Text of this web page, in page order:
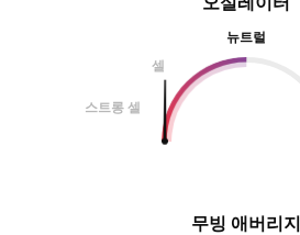
뉴트럴
셀
스트롱 셀
무빙 애버리지